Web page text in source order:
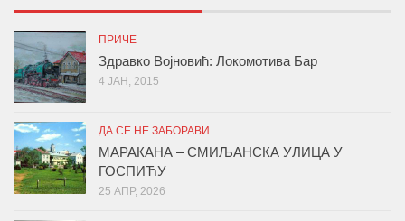
ПРИЧЕ
Здравко Војновић: Локомотива Бар
4 ЈАН, 2015
ДА СЕ НЕ ЗАБОРАВИ
МАРАКАНА – СМИЉАНСКА УЛИЦА У
ГОСПИЋУ
25 АПР, 2026